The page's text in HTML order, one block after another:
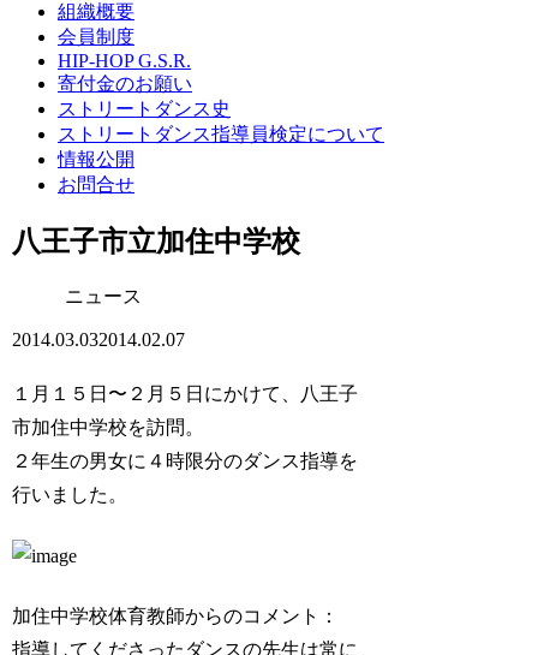
組織概要
会員制度
HIP-HOP G.S.R.
寄付金のお願い
ストリートダンス史
ストリートダンス指導員検定について
情報公開
お問合せ
八王子市立加住中学校
ニュース
2014.03.032014.02.07
１月１５日〜２月５日にかけて、八王子
市加住中学校を訪問。
２年生の男女に４時限分のダンス指導を
行いました。
加住中学校体育教師からのコメント：
指導してくださったダンスの先生は常に